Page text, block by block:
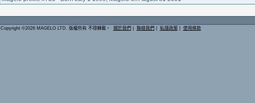
Copyright ©2026 MAGELO LTD. 版權所有 不得轉載。 關於我們 聯絡我們 私隱政策| 使用條款